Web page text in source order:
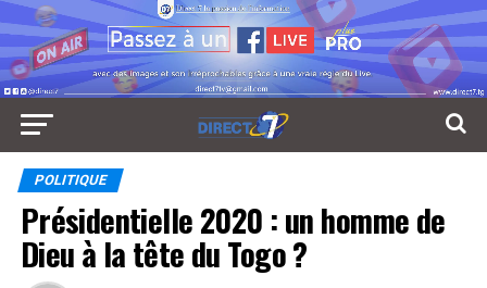
POLITIQUE
Présidentielle 2020 : un homme de
Dieu à la tête du Togo ?